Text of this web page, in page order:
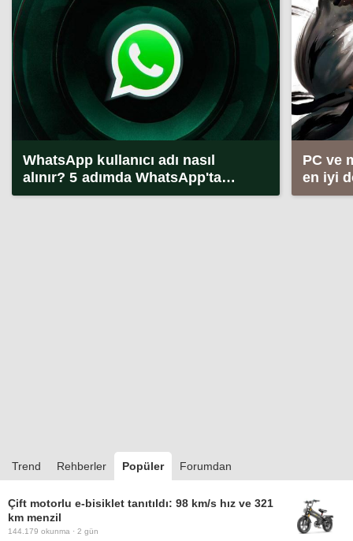
WhatsApp kullanıcı adı nasıl
alınır? 5 adımda WhatsApp'ta
kullanıcı adı alma (2026)
PC ve
en iyi
Trend Rehberler Popüler Forumdan
Çift motorlu e-bisiklet tanıtıldı: 98 km/s hız ve 321
km menzil
144.179 okunma · 2 gün